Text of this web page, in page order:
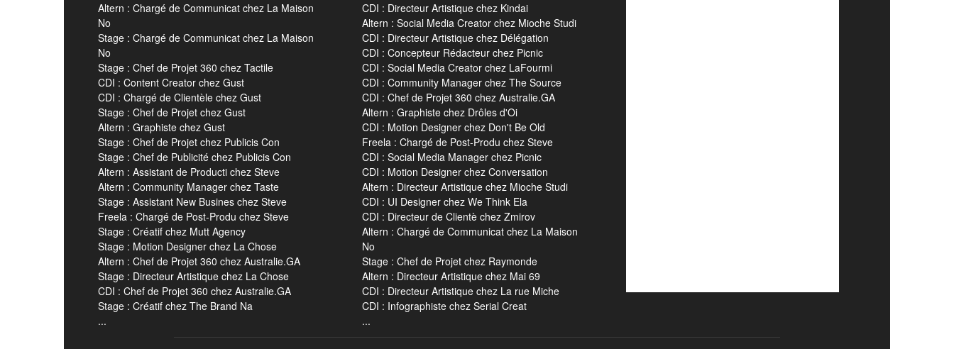
Altern : Chargé de Communicat chez La Maison
No
Stage : Chargé de Communicat chez La Maison
No
Stage : Chef de Projet 360 chez Tactile
CDI : Content Creator chez Gust
CDI : Chargé de Clientèle chez Gust
Stage : Chef de Projet chez Gust
Altern : Graphiste chez Gust
Stage : Chef de Projet chez Publicis Con
Stage : Chef de Publicité chez Publicis Con
Altern : Assistant de Producti chez Steve
Altern : Community Manager chez Taste
Stage : Assistant New Busines chez Steve
Freela : Chargé de Post-Produ chez Steve
Stage : Créatif chez Mutt Agency
Stage : Motion Designer chez La Chose
Altern : Chef de Projet 360 chez Australie.GA
Stage : Directeur Artistique chez La Chose
CDI : Chef de Projet 360 chez Australie.GA
Stage : Créatif chez The Brand Na
...
CDI : Directeur Artistique chez Kindai
Altern : Social Media Creator chez Mioche Studi
CDI : Directeur Artistique chez Délégation
CDI : Concepteur Rédacteur chez Picnic
CDI : Social Media Creator chez LaFourmi
CDI : Community Manager chez The Source
CDI : Chef de Projet 360 chez Australie.GA
Altern : Graphiste chez Drôles d'Oi
CDI : Motion Designer chez Don't Be Old
Freela : Chargé de Post-Produ chez Steve
CDI : Social Media Manager chez Picnic
CDI : Motion Designer chez Conversation
Altern : Directeur Artistique chez Mioche Studi
CDI : UI Designer chez We Think Ela
CDI : Directeur de Clientè chez Zmirov
Altern : Chargé de Communicat chez La Maison
No
Stage : Chef de Projet chez Raymonde
Altern : Directeur Artistique chez Mai 69
CDI : Directeur Artistique chez La rue Miche
CDI : Infographiste chez Serial Creat
...